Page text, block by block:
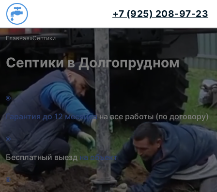
+7 (925) 208-97-23
Главная»Септики
Септики в Долгопрудном
Гарантия до 12 месяцевна все работы (по договору)
Бесплатный выезд на объект